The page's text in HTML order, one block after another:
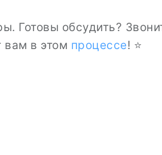
Готовы обсудить?
вам в этом процессе! ⭐